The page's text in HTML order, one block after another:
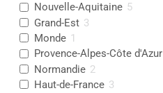
Nouvelle-Aquitaine 5
Grand-Est 3
Monde 1
Provence-Alpes-Côte d'Azur
Normandie 2
Haut-de-France 3